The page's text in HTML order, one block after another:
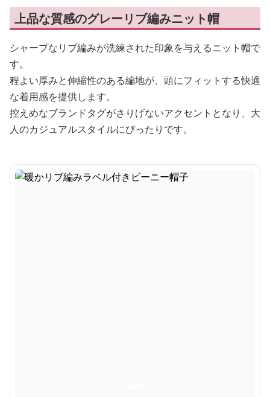
上品な質感のグレーリブ編みニット帽
シャープなリブ編みが洗練された印象を与えるニット帽で
す。
程よい厚みと伸縮性のある編地が、頭にフィットする快適
な着用感を提供します。
控えめなブランドタグがさりげないアクセントとなり、大
人のカジュアルスタイルにぴったりです。